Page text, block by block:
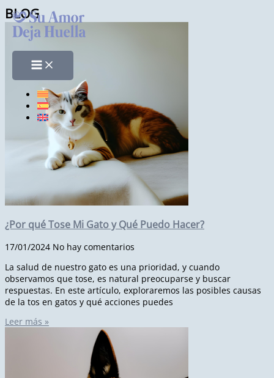
al
contenido
BLOG
¿Por qué Tose Mi Gato y Qué Puedo Hacer?
17/01/2024 No hay comentarios
La salud de nuestro gato es una prioridad, y cuando
observamos que tose, es natural preocuparse y buscar
respuestas. En este artículo, exploraremos las posibles causas
de la tos en gatos y qué acciones puedes
Leer más »